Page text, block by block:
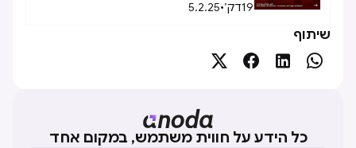
19דק׳•
5.2.25
שיתוף




כל הידע על חווית משתמש, במקום אחד